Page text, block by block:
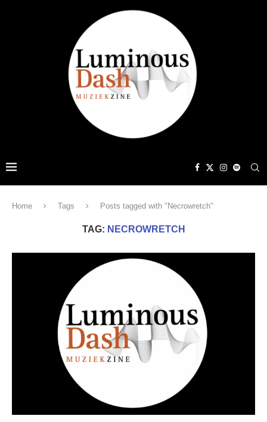
Home Tags Posts tagged with "Necrowretch"
TAG: NECROWRETCH